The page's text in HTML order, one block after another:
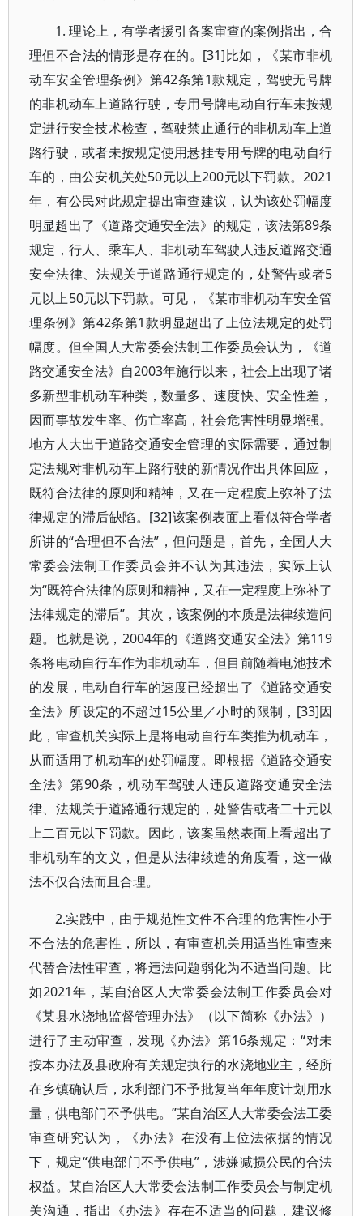
1. 理论上，有学者援引备案审查的案例指出，合
理但不合法的情形是存在的。[31]比如，《某市非机
动车安全管理条例》第42条第1款规定，驾驶无号牌
的非机动车上道路行驶，专用号牌电动自行车未按规
定进行安全技术检查，驾驶禁止通行的非机动车上道
路行驶，或者未按规定使用悬挂专用号牌的电动自行
车的，由公安机关处50元以上200元以下罚款。2021
年，有公民对此规定提出审查建议，认为该处罚幅度
明显超出了《道路交通安全法》的规定，该法第89条
规定，行人、乘车人、非机动车驾驶人违反道路交通
安全法律、法规关于道路通行规定的，处警告或者5
元以上50元以下罚款。可见，《某市非机动车安全管
理条例》第42条第1款明显超出了上位法规定的处罚
幅度。但全国人大常委会法制工作委员会认为，《道
路交通安全法》自2003年施行以来，社会上出现了诸
多新型非机动车种类，数量多、速度快、安全性差，
因而事故发生率、伤亡率高，社会危害性明显增强。
地方人大出于道路交通安全管理的实际需要，通过制
定法规对非机动车上路行驶的新情况作出具体回应，
既符合法律的原则和精神，又在一定程度上弥补了法
律规定的滞后缺陷。[32]该案例表面上看似符合学者
所讲的“合理但不合法”，但问题是，首先，全国人大
常委会法制工作委员会并不认为其违法，实际上认
为“既符合法律的原则和精神，又在一定程度上弥补了
法律规定的滞后”。其次，该案例的本质是法律续造问
题。也就是说，2004年的《道路交通安全法》第119
条将电动自行车作为非机动车，但目前随着电池技术
的发展，电动自行车的速度已经超出了《道路交通安
全法》所设定的不超过15公里／小时的限制，[33]因
此，审查机关实际上是将电动自行车类推为机动车，
从而适用了机动车的处罚幅度。即根据《道路交通安
全法》第90条，机动车驾驶人违反道路交通安全法
律、法规关于道路通行规定的，处警告或者二十元以
上二百元以下罚款。因此，该案虽然表面上看超出了
非机动车的文义，但是从法律续造的角度看，这一做
法不仅合法而且合理。
2.实践中，由于规范性文件不合理的危害性小于
不合法的危害性，所以，有审查机关用适当性审查来
代替合法性审查，将违法问题弱化为不适当问题。比
如2021年，某自治区人大常委会法制工作委员会对
《某县水浇地监督管理办法》（以下简称《办法》）
进行了主动审查，发现《办法》第16条规定：“对未
按本办法及县政府有关规定执行的水浇地业主，经所
在乡镇确认后，水利部门不予批复当年年度计划用水
量，供电部门不予供电。”某自治区人大常委会法工委
审查研究认为，《办法》在没有上位法依据的情况
下，规定“供电部门不予供电”，涉嫌减损公民的合法
权益。某自治区人大常委会法制工作委员会与制定机
关沟通，指出《办法》存在不适当的问题，建议修